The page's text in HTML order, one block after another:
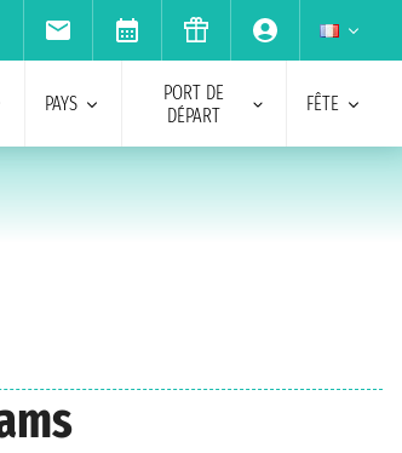
PAYS
PORT DE
DÉPART
FÊTE